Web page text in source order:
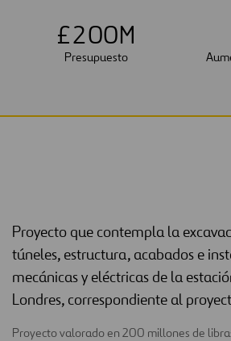
£200M
Presupuesto
Proyecto que contempla la
túneles, estructura, acabados e
mecánicas y eléctricas de la
Londres, correspondiente al
Proyecto valorado en 200 millones de